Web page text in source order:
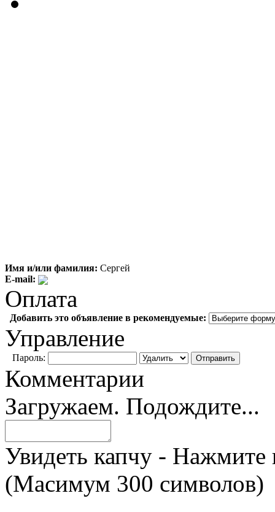
Имя и/или фамилия: Сергей
E-mail:
Оплата
Добавить это объявление в рекомендуемые:
Управление
Пароль:
Комментарии
Загружаем. Подождите...
Увидеть капчу - Нажмите
(Масимум 300 символов)